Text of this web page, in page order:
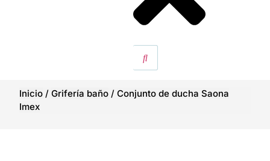
Inicio /Grifería baño /Conjunto de ducha Saona
Imex